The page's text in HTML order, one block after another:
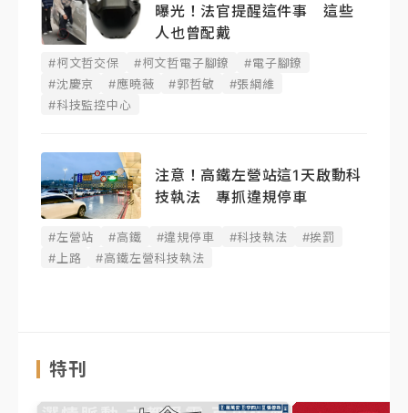
曝光！法官提醒這件事 這些
人也曾配戴
#柯文哲交保 #柯文哲電子腳鐐
#電子腳鐐
#沈慶京
#應曉薇 #郭哲敏
#張綱維
#科技監控中心
注意！高鐵左營站這1天啟動科
技執法 專抓違規停車
#左營站 #高鐵 #違規停車 #科技執法
#挨罰
#上路
#高鐵左營科技執法
特刊